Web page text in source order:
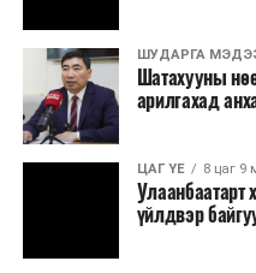
ШУДАРГА
Шатахууны
арилгахад
ЦАГ ҮЕ 8 цаг 9
Улаанбаатарт
үйлдвэр